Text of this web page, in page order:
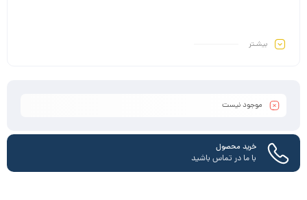
بیشـتر
موجود نیست
خرید محصول
با ما در تماس باشید